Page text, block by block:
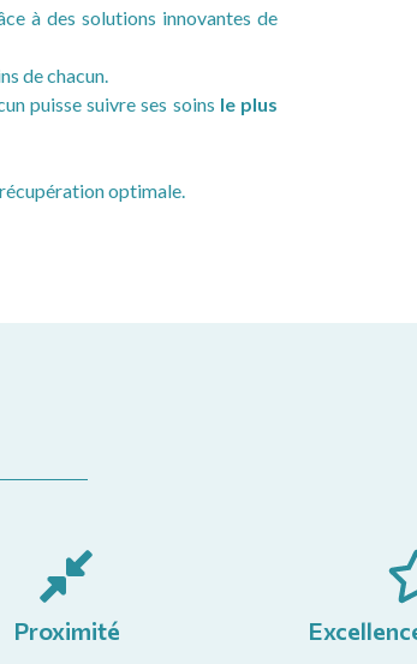
à des solutions innovantes de
de chacun.
puisse suivre ses soins le plus
optimale.
Proximité